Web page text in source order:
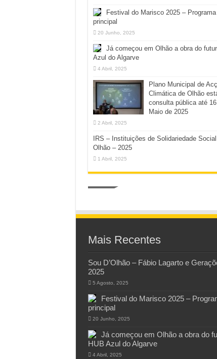
Festival do Marisco 2025 – Programa
principal
20 Junho, 2025
Já começou em Olhão a obra do
Azul do Algarve
4 Abril, 2025
Plano Municipal de
Climática de Olhão
consulta pública até
Maio de 2025
2 Abril, 2025
IRS – Instituições de Solidariedade
Olhão – 2025
1 Abril, 2025
Mais Recentes
Sou D’Olhão – Fábio Lagarto e
2025
5 Agosto, 2025
Festival do Marisco 2025 –
principal
20 Junho, 2025
Já começou em Olhão a obra do
HUB Azul do Algarve
4 Abril, 2025